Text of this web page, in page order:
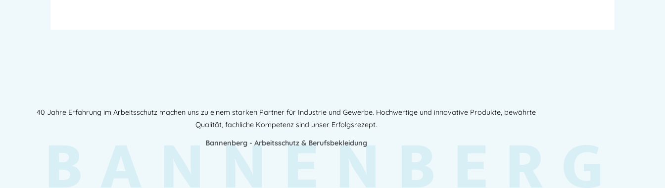
40 Jahre Erfahrung im Arbeitsschutz machen uns zu einem starken Partner für Industrie und Gewerbe. Hochwertige und innovative Produkte, bewährte
Qualität, fachliche Kompetenz sind unser Erfolgsrezept.
Bannenberg - Arbeitsschutz & Berufsbekleidung